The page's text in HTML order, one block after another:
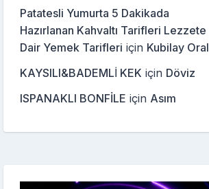
Patatesli Yumurta 5 Dakikada
Hazırlanan Kahvaltı Tarifleri Lezzete
Dair Yemek Tarifleri için Kubilay Oral
KAYSILI&BADEMLİ KEK için Döviz
ISPANAKLI BONFİLE için Asım